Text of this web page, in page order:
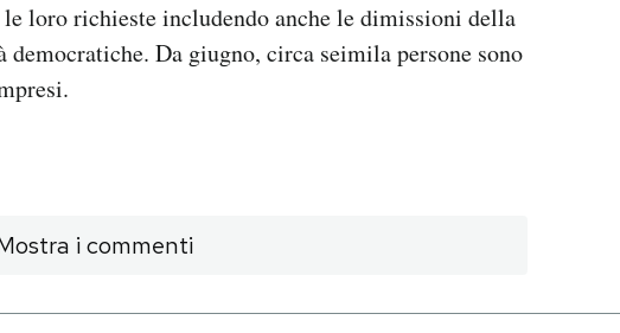
loro richieste includendo anche le dimissioni della
Da giugno, circa seimila persone sono
i commenti